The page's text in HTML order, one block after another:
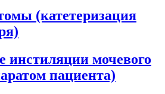
(катетеризация
инстиляции мочевого
пациента)